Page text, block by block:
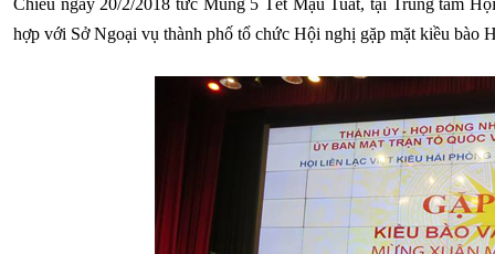
Chiều ngày 20/2/2018 tức Mùng 5 Tết Mậu Tuất, tại Trung tâm
hợp với Sở Ngoại vụ thành phố tổ chức Hội nghị gặp mặt kiều bào